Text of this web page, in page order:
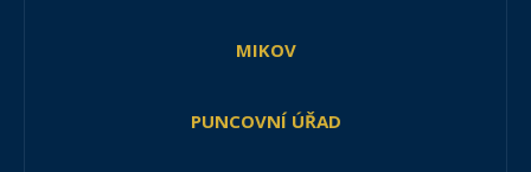
MIKOV
PUNCOVNÍ ÚŘAD